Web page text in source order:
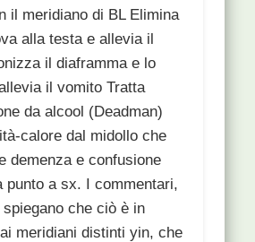
il meridiano di BL Elimina
alla testa e allevia il
il diaframma e lo
il vomito Tratta
da alcool (Deadman)
calore dal midollo che
demenza e confusione
punto a sx. I commentari,
che ciò è in
meridiani distinti yin, che